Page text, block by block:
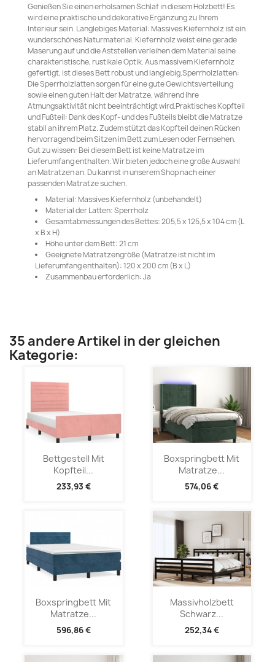
Genießen Sie einen erholsamen Schlaf in diesem Holzbett! Es
wird eine praktische und dekorative Ergänzung zu Ihrem
Interieur sein. Langlebiges Material: Massives Kiefernholz ist ein
wunderschönes Naturmaterial. Kiefernholz weist eine gerade
Maserung auf und die Aststellen verleihen dem Material seine
charakteristische, rustikale Optik. Aus massivem Kiefernholz
gefertigt, ist dieses Bett robust und langlebig.Sperrholzlatten:
Die Sperrholzlatten sorgen für eine gute Gewichtsverteilung
sowie einen guten Halt der Matratze, während ihre
Atmungsaktivität nicht beeinträchtigt wird.Praktisches Kopfteil
und Fußteil: Dank des Kopf- und des Fußteils bleibt die Matratze
stabil an ihrem Platz. Zudem stützt das Kopfteil deinen Rücken
hervorragend beim Sitzen im Bett zum Lesen oder Fernsehen.
Gut zu wissen: Bei diesem Bett ist keine Matratze im
Lieferumfang enthalten. Wir bieten jedoch eine große Auswahl
an Matratzen an. Du kannst in unserem Shop nach einer
passenden Matratze suchen.
Material: Massives Kiefernholz (unbehandelt)
Material der Latten: Sperrholz
Gesamtabmessungen des Bettes: 205,5 x 125,5 x 104 cm (L
x B x H)
Höhe unter dem Bett: 21 cm
Geeignete Matratzengröße (Matratze ist nicht im
Lieferumfang enthalten): 120 x 200 cm (B x L)
Zusammenbau erforderlich: Ja
35 andere Artikel in der gleichen
Kategorie:
Bettgestell Mit
Kopfteil...
233,93 €
Boxspringbett Mit
Matratze...
574,06 €
Boxspringbett Mit
Matratze...
596,86 €
Massivholzbett
Schwarz...
252,34 €